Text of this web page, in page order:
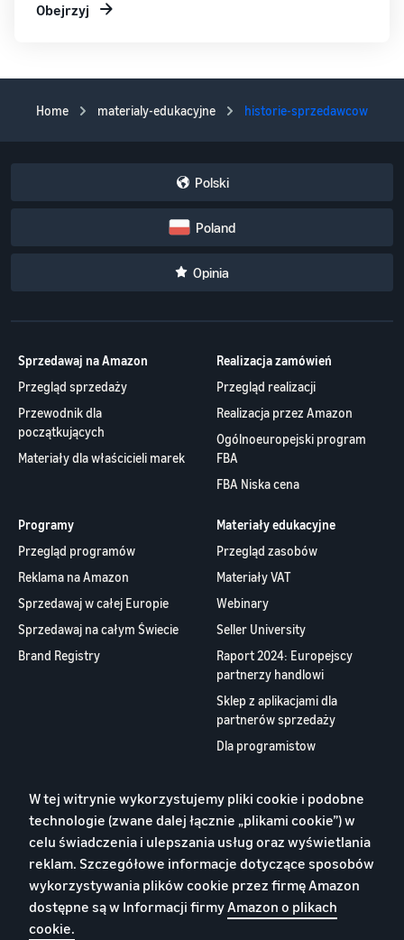
Obejrzyj
Home materialy-edukacyjne historie-sprzedawcow
Polski
Poland
Opinia
Sprzedawaj na Amazon
Przegląd sprzedaży
Przewodnik dla
początkujących
Materiały dla właścicieli marek
Realizacja zamówień
Przegląd realizacji
Realizacja przez Amazon
Ogólnoeuropejski program
FBA
FBA Niska cena
Programy
Przegląd programów
Reklama na Amazon
Sprzedawaj w całej Europie
Sprzedawaj na całym Świecie
Brand Registry
Materiały edukacyjne
Przegląd zasobów
Materiały VAT
Webinary
Seller University
Raport 2024: Europejscy
partnerzy handlowi
Sklep z aplikacjami dla
partnerów sprzedaży
Dla programistow
Kontakt
Praca
Blog
YouTube
W tej witrynie wykorzystujemy pliki cookie i podobne
technologie (zwane dalej łącznie „plikami cookie”) w
celu świadczenia i ulepszania usług oraz wyświetlania
reklam. Szczegółowe informacje dotyczące sposobów
wykorzystywania plików cookie przez firmę Amazon
dostępne są w Informacji firmyAmazon o plikach
cookie.